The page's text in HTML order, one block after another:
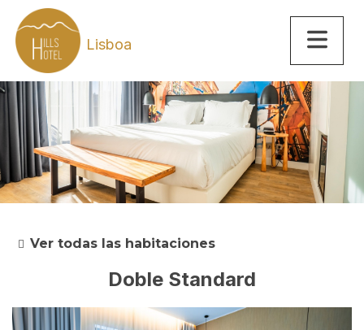
Lisboa
Ver todas las habitaciones
Doble Standard